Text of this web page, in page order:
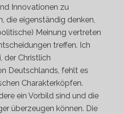
Innovationen zu
die eigenständig denken,
Meinung vertreten
treffen. Ich
der Christlich
Deutschlands, fehlt es
Charakterköpfen.
ein Vorbild sind und die
überzeugen können. Die